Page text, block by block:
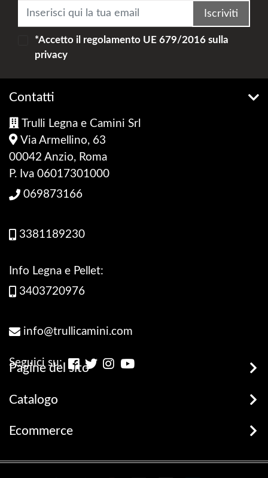
Iscriviti
*Accetto il regolamento UE 679/2016sulla
privacy
Contatti
Trulli Legna e Camini Srl
Via Armellino, 63
00042 Anzio, Roma
P. Iva 06017301000
069873166
3381189230
Info Legna e Pellet:
3403720976
info@trullicamini.com
Seguici su:
Pagine del sito
Stufe, Termostufe e Caldaie
Catalogo
Legna e Pellets
Ecommerce
Terms and Privacy